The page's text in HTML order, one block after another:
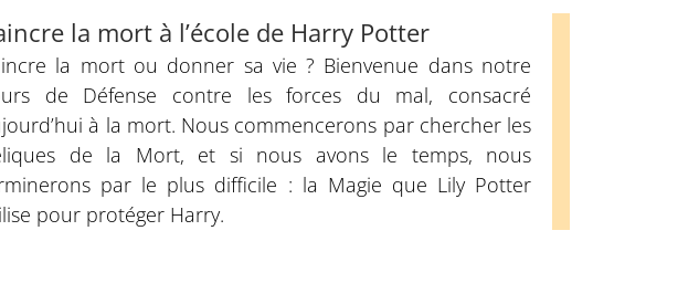
la mort à l’école de Harry Potter
la mort ou donner sa vie ? Bienvenue dans notre
de Défense contre les forces du mal, consacré
à la mort. Nous commencerons par chercher les
de la Mort, et si nous avons le temps, nous
par le plus difficile : la Magie que Lily Potter
pour protéger Harry.